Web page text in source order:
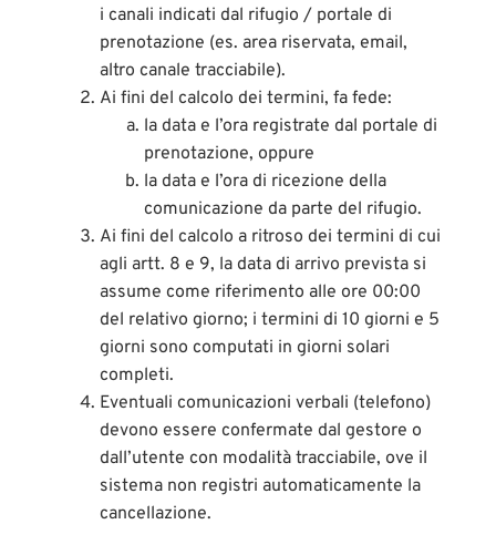
i canali indicati dal rifugio / portale di
prenotazione (es. area riservata, email,
altro canale tracciabile).
Ai fini del calcolo dei termini, fa fede:
la data e l’ora registrate dal portale di
prenotazione, oppure
la data e l’ora di ricezione della
comunicazione da parte del rifugio.
Ai fini del calcolo a ritroso dei termini di cui
agli artt. 8 e 9, la data di arrivo prevista si
assume come riferimento alle ore 00:00
del relativo giorno; i termini di 10 giorni e 5
giorni sono computati in giorni solari
completi.
Eventuali comunicazioni verbali (telefono)
devono essere confermate dal gestore o
dall’utente con modalità tracciabile, ove il
sistema non registri automaticamente la
cancellazione.